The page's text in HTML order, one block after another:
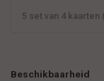
5 set van 4
Beschikbaarheid